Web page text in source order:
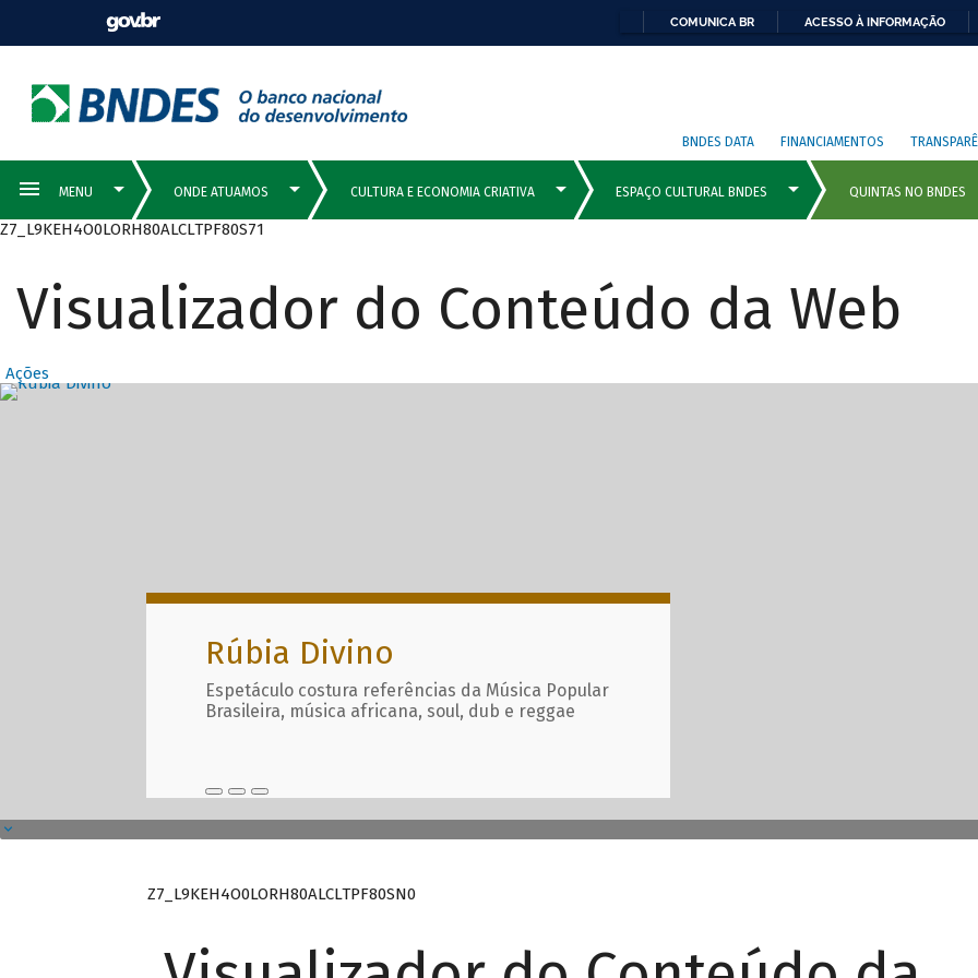
COMUNICA BR ACESSO À INFORMAÇÃO
BNDES DATA FINANCIAMENTOS
Z7_L9KEH4O0LORH80ALCLTPF80S71
Visualizador do Conteúdo da Web
Ações
Destaques Principais com
Rúbia Divino
Espetáculo costura referências da Música Popular
Brasileira, música africana, soul, dub e reggae
Z7_L9KEH4O0LORH80ALCLTPF80SN0